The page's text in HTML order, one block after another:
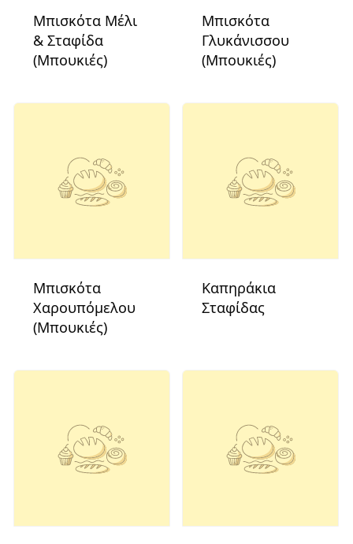
Μπισκότα Μέλι
& Σταφίδα
(Μπουκιές)
Μπισκότα
Γλυκάνισσου
(Μπουκιές)
Μπισκότα
Χαρουπόμελου
(Μπουκιές)
Καπηράκια
Σταφίδας